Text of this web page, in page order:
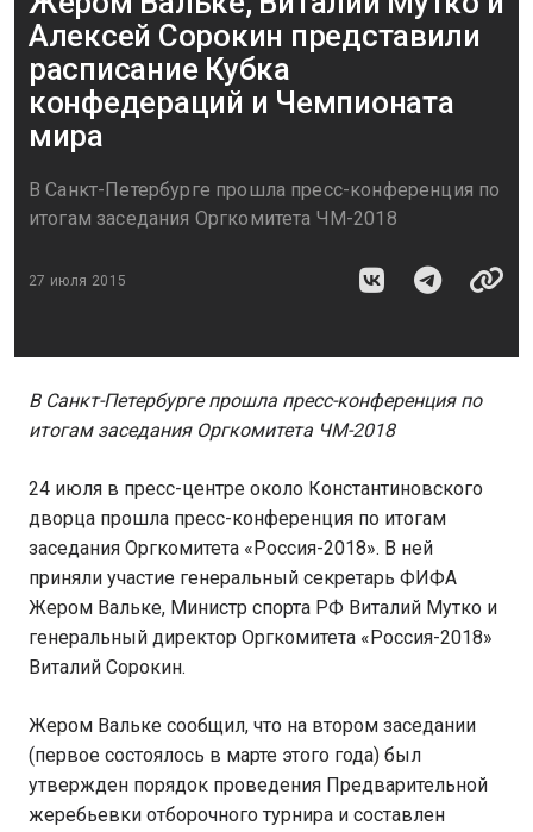
Алексей Сорокин представили
расписание Кубка
конфедераций и Чемпионата
мира
​В Санкт-Петербурге прошла пресс-конференция по
итогам заседания Оргкомитета ЧМ-2018
27 июля 2015
В Санкт-Петербурге прошла пресс-конференция по
итогам заседания Оргкомитета ЧМ-2018
24 июля в пресс-центре около Константиновского
дворца прошла пресс-конференция по итогам
заседания Оргкомитета «Россия-2018». В ней
приняли участие генеральный секретарь ФИФА
Жером Вальке, Министр спорта РФ Виталий Мутко и
генеральный директор Оргкомитета «Россия-2018»
Виталий Сорокин.
Жером Вальке сообщил, что на втором заседании
(первое состоялось в марте этого года) был
утвержден порядок проведения Предварительной
жеребьевки отборочного турнира и составлен